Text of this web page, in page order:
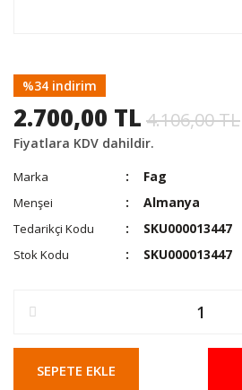
%34 indirim
2.700,00 TL 4.106,00 TL
Fiyatlara KDV dahildir.
Marka Fag
Menşei Almanya
Tedarikçi Kodu SKU000013447
Stok Kodu SKU000013447
SEPETE EKLE